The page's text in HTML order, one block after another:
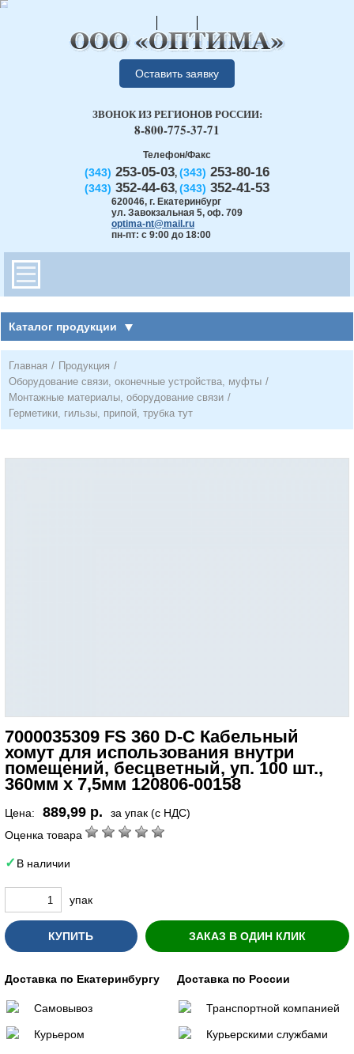
Оставить заявку
Телефон/Факс
(343) 253-05-03, (343) 253-80-16
(343) 352-44-63, (343) 352-41-53
620046, г. Екатеринбург
ул. Завокзальная 5, оф. 709
optima-nt@mail.ru
пн-пт: с 9:00 до 18:00
ЗВОНОК ИЗ РЕГИОНОВ РОССИИ:
8-800-775-37-71
Каталог продукции
Главная / Продукция /
Оборудование связи, оконечные устройства, муфты /
Монтажные материалы, оборудование связи /
Герметики, гильзы, припой, трубка тут
7000035309 FS 360 D-C Кабельный
хомут для использования внутри
помещений, бесцветный, уп. 100 шт.,
360мм х 7,5мм 120806-00158
Цена: 889,99 р.
за упак (с НДС)
Оценка товара
В наличии
упак
КУПИТЬ ЗАКАЗ В ОДИН КЛИК
Доставка по Екатеринбургу
Самовывоз
Курьером
Доставка по России
Транспортной компанией
Курьерскими службами